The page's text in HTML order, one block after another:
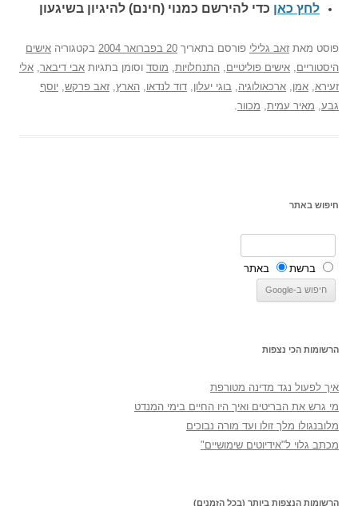
לחץ כאן כדי להירשם כמנוי (חינם) להיגיון בשיגעון
פוסט מאת זאב גלילי פורסם בתאריך 20 בפברואר 2004 בקטגוריה אישים
היסטוריים אישים פוליטיים התנחלויות מוסד וסומן בתגיות אבי דיבאר אלי
זעירא אמן ארכאולוגיה בוגי יעלון דוד לנדאו הארץ זאב פרקש יוסף
גבע מאיר עמית מכוור
חיפוש באתר
ברשת באתר
הרשומות הכי נצפות
איך לפעול נגד מדינה מטורפת
מי גרש את הבריטים ואיך היו החיים בימי המנדט
מלובנגולו מלך זולו ועד מורה נבוכים
מכתב גלוי ל"אידיוטים שימושיים"
הרשומות הנצפות ביותר (בכל הזמנים)